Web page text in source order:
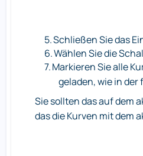
5.Schließen Sie das
6.Wählen Sie die
7.Markieren Sie alle
geladen, wie in der
Sie sollten das auf dem
das die Kurven mit dem